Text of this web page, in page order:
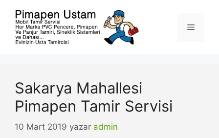
Menü
Sakarya Mahallesi
Pimapen Tamir Servisi
10 Mart 2019 yazar admin